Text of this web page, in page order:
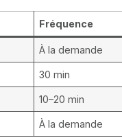
Fréquence
À la demande
30 min
10–20 min
À la demande